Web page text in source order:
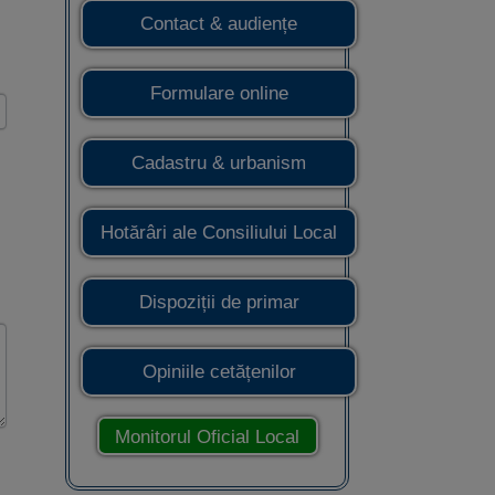
Contact & audiențe
Formulare online
Cadastru & urbanism
Hotărâri ale Consiliului Local
Dispoziții de primar
Opiniile cetățenilor
Monitorul Oficial Local